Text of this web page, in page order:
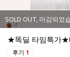
SOLD OUT, 마감되었
★똑딜 타임특가★
후기 1